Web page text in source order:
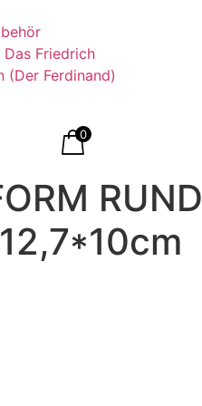
Das Friedrich
(Der Ferdinand)
0
RUND